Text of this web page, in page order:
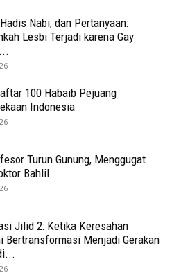
Nabi, dan Pertanyaan:
Lesbi Terjadi karena Gay
100 Habaib Pejuang
Indonesia
Turun Gunung, Menggugat
Bahlil
Jilid 2: Ketika Keresahan
Bertransformasi Menjadi Gerakan